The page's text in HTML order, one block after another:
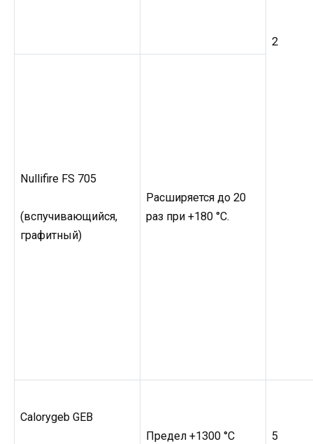
2
Nullifire FS 705
(вспучивающийся,
графитный)
Расширяется до 20
раз при +180 °C.
Calorygeb GEB
Предел +1300 °C
5